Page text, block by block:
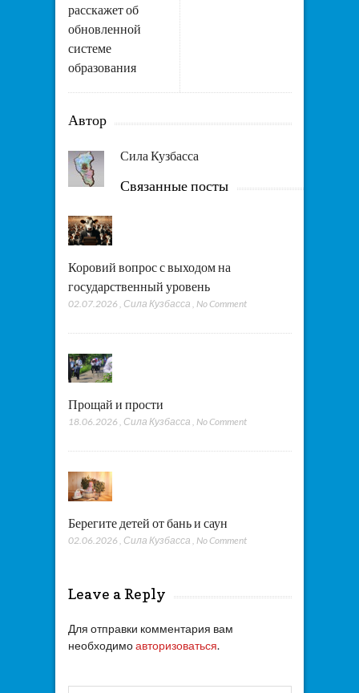
расскажет об
обновленной
системе
образования
Автор
Сила Кузбасса
Связанные посты
Коровий вопрос с выходом на
государственный уровень
02.07.2026 Сила Кузбасса No Comment
Прощай и прости
18.06.2026 , Сила Кузбасса , No Comment
Берегите детей от бань и саун
02.06.2026 Сила Кузбасса No Comment
Leave a Reply
Для отправки комментария вам
необходимоавторизоваться.